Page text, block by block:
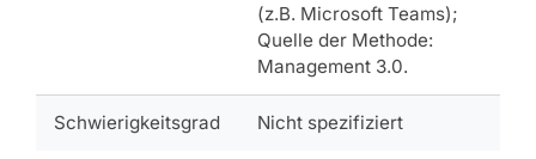
(z.B. Microsoft Teams);
Quelle der Methode:
Management 3.0.
Schwierigkeitsgrad Nicht spezifiziert